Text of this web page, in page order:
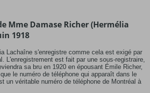
Mme Damase Richer (Hermélia
1918
Lachaîne s'enregistre comme cela est exigé par
L'enregistrement est fait par une sous-registraire,
sa bru en 1920 en épousant Émile Richer,
le numéro de téléphone qui apparaît dans le
un véritable numéro de téléphone de Montréal à